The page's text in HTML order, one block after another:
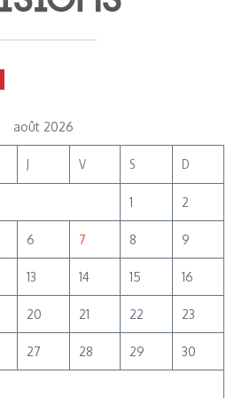
août 2026
J V S D
1 2
6 7 8 9
13 14 15 16
20 21 22 23
27 28 29 30